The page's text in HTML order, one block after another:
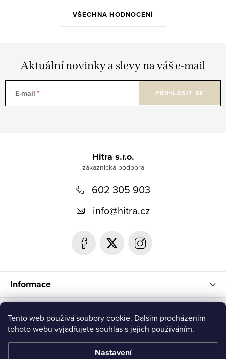
Tento web používá soubory cookie. Dalším procházením
tohoto webu vyjadřujete souhlas s jejich používáním.
Nastavení
VŠECHNA HODNOCENÍ
Aktuální novinky a slevy na váš e-mail
E-mail PŘIHLÁSIT SE
Informace
Přijímáme online platby
Hitra s.r.o.
602 305 903
info@hitra.cz